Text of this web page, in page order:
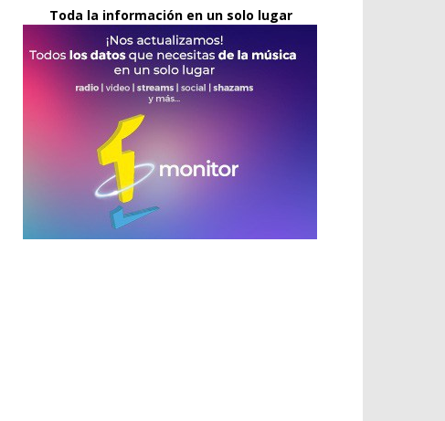
Toda la información en un solo lugar